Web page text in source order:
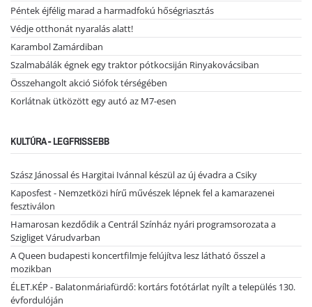
Péntek éjfélig marad a harmadfokú hőségriasztás
Védje otthonát nyaralás alatt!
Karambol Zamárdiban
Szalmabálák égnek egy traktor pótkocsiján Rinyakovácsiban
Összehangolt akció Siófok térségében
Korlátnak ütközött egy autó az M7-esen
KULTÚRA - LEGFRISSEBB
Szász Jánossal és Hargitai Ivánnal készül az új évadra a Csiky
Kaposfest - Nemzetközi hírű művészek lépnek fel a kamarazenei
fesztiválon
Hamarosan kezdődik a Centrál Színház nyári programsorozata a
Szigliget Várudvarban
A Queen budapesti koncertfilmje felújítva lesz látható ősszel a
mozikban
ÉLET.KÉP - Balatonmáriafürdő: kortárs fotótárlat nyílt a település 130.
évfordulóján